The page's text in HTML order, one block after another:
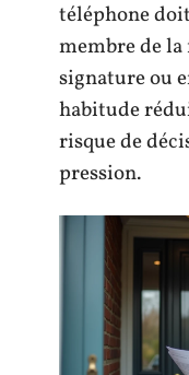
téléphone
membre de
signature ou
habitude
risque de
pression.